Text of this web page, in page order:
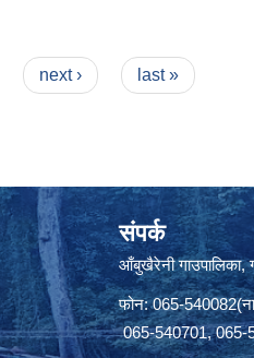
next › last »
संपर्क
आँबुखैरेनी गाउपालिका,
फोन: 065-
065-540701, 065-